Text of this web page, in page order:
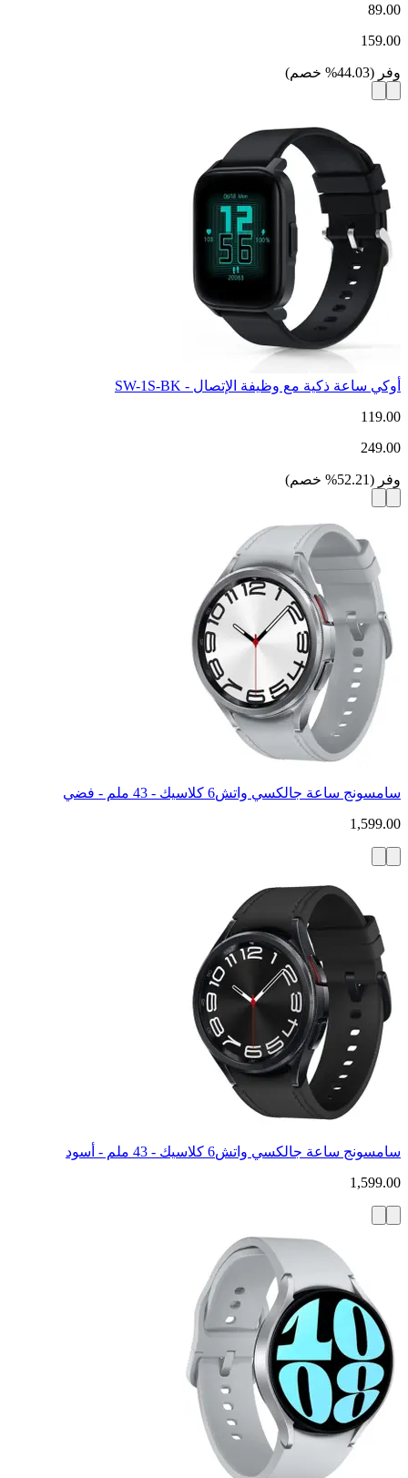
89.00
159.00
وفر (
44.03
% خصم)
أوكي ساعة ذكية مع وظيفة الإتصال - SW-1S-BK
119.00
249.00
وفر (
52.21
% خصم)
سامسونج ساعة جالكسي واتش6 كلاسيك - 43 ملم - فضي
1,599.00
سامسونج ساعة جالكسي واتش6 كلاسيك - 43 ملم - أسود
1,599.00